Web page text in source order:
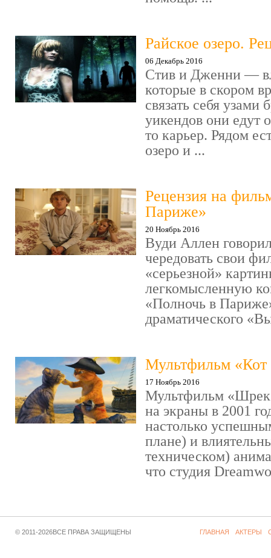
Райское озеро.
06 Декабрь 2016
Стив и Дженни —
которые в скором
связать себя узами
уикендов они едут
то карьер. Рядом
озеро и ...
Рецензия на
Париже»
20 Ноябрь 2016
Вуди Аллен
чередовать свои
«серьезной»
легкомысленную
«Полночь в
драматического
Мультфильм «Кот
17 Ноябрь 2016
Мультфильм
на экраны в 2001
настолько
плане) и
техническом)
что студия
© 2011-2026ВСЕ ПРАВА ЗАЩИЩЕНЫ ГЛАВНАЯ АКТЕРЫ